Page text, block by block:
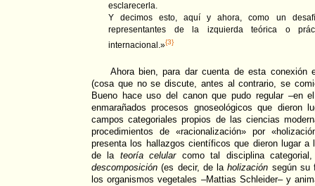
esclarecerla.
Y decimos esto, aquí y ahora, como un
representantes de la izquierda teórica o
internacional.»{3}
Ahora bien, para dar cuenta de esta conexión
(cosa que no se discute, antes al contrario, se
Bueno hace uso del canon que pudo regular –en
enmarañados procesos gnoseológicos que dieron
campos categoriales propios de las ciencias
procedimientos de «racionalización» por
presenta los hallazgos científicos que dieron lugar a
de la teoría celularcomo tal disciplina
descomposición(es decir, de laholización según su
los organismos vegetales –Mattias Schleider– y